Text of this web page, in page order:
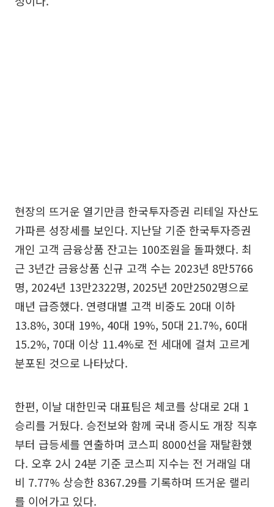
현장의 뜨거운 열기만큼 한국투자증권 리테일 자산도
가파른 성장세를 보인다. 지난달 기준 한국투자증권
개인 고객 금융상품 잔고는 100조원을 돌파했다. 최
근 3년간 금융상품 신규 고객 수는 2023년 8만5766
명, 2024년 13만2322명, 2025년 20만2502명으로
매년 급증했다. 연령대별 고객 비중도 20대 이하
13.8%, 30대 19%, 40대 19%, 50대 21.7%, 60대
15.2%, 70대 이상 11.4%로 전 세대에 걸쳐 고르게
분포된 것으로 나타났다.
한편, 이날 대한민국 대표팀은 체코를 상대로 2대 1
승리를 거뒀다. 승전보와 함께 국내 증시도 개장 직후
부터 급등세를 연출하며 코스피 8000선을 재탈환했
다. 오후 2시 24분 기준 코스피 지수는 전 거래일 대
비 7.77% 상승한 8367.29를 기록하며 뜨거운 랠리
를 이어가고 있다.